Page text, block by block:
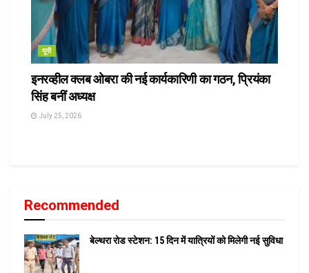
यूपी
इनरव्हील क्लब ओबरा की नई कार्यकारिणी का गठन, प्रियंका
सिंह बनीं अध्यक्ष
July 25, 2026
Recommended
बेल्थरा रोड स्टेशन: 15 दिन में यात्रियों को मिलेगी नई सुविधा